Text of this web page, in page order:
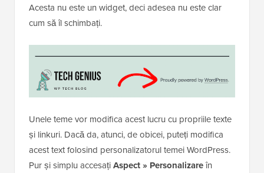
Acesta nu este un widget, deci adesea nu este clar
cum să îl schimbați.
Unele teme vor modifica acest lucru cu propriile texte
și linkuri. Dacă da, atunci, de obicei, puteți modifica
acest text folosind personalizatorul temei WordPress.
Pur și simplu accesațiAspect » Personalizareîn